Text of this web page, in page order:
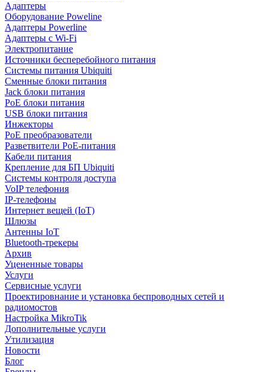
Адаптеры
Оборудование Poweline
Адаптеры Powerline
Адаптеры с Wi-Fi
Электропитание
Источники бесперебойного питания
Системы питания Ubiquiti
Сменные блоки питания
Jack блоки питания
PoE блоки питания
USB блоки питания
Инжекторы
PoE преобразователи
Разветвители PoE-питания
Кабели питания
Крепление для БП Ubiquiti
Системы контроля доступа
VoIP телефония
IP-телефоны
Интернет вещей (IoT)
Шлюзы
Антенны IoT
Bluetooth-трекеры
Архив
Уцененные товары
Услуги
Сервисные услуги
Проектировнание и установка беспроводных сетей и
радиомостов
Настройка MikroTik
Дополнительные услуги
Утилизация
Новости
Блог